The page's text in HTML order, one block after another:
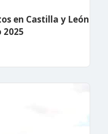
en Castilla y León
2025